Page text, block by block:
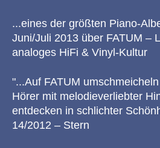
...eines der größten Piano-
Juni/Juli 2013 über FATUM –
analoges HiFi & Vinyl-Kultur
"...Auf FATUM
Hörer mit melodieverliebter
entdecken in schlichter
14/2012 – Stern